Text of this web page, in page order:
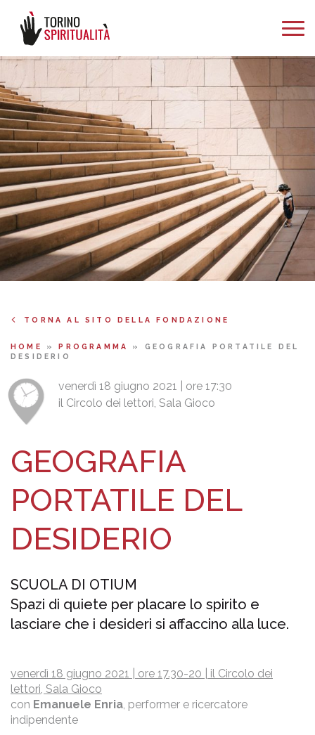
TORNA AL SITO DELLA FONDAZIONE
HOME »PROGRAMMA » GEOGRAFIA PORTATILE DEL
DESIDERIO
venerdì 18 giugno 2021 | ore 17:30
il Circolo dei lettori, Sala Gioco
GEOGRAFIA
PORTATILE DEL
DESIDERIO
SCUOLA DI OTIUM
Spazi di quiete per placare lo spirito e
lasciare che i desideri si affaccino alla luce.
venerdì 18 giugno 2021 | ore 17.30-20 | il Circolo dei
lettori, Sala Gioco
con Emanuele Enria , performer e ricercatore
indipendente